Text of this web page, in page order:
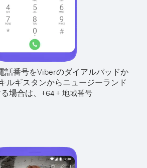
話番号をViberのダイアルパッドか
ルギスタンからニュージーランド
場合は、 +64 + 地域番号